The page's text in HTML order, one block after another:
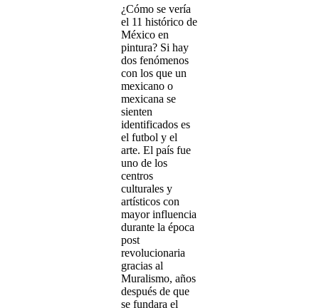
¿Cómo se vería
el 11 histórico de
México en
pintura? Si hay
dos fenómenos
con los que un
mexicano o
mexicana se
sienten
identificados es
el futbol y el
arte. El país fue
uno de los
centros
culturales y
artísticos con
mayor influencia
durante la época
post
revolucionaria
gracias al
Muralismo, años
después de que
se fundara el